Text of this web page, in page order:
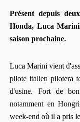
Présent depuis
Honda, Luca
saison prochaine.
Luca Marini vient
pilote italien pilotera
d'usine. Fort de
notamment en
week-end où il a pris